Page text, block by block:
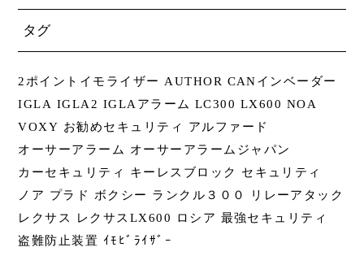
タグ
2ポイントイモライザー AUTHOR CANインベーダー
IGLA IGLA2 IGLAアラーム LC300 LX600 NOA
VOXY お勧めセキュリティ
アルファード
オーサーアラーム
オーサーアラームジャパン
カーセキュリティ
キーレスブロック
セキュリティ
ノア プラド ボクシー ランクル３００
リレーアタック
レクサス
レクサスLX600 ロシア 最強セキュリティ
盗難防止装置 ｲﾓﾋﾞﾗｲｻﾞｰ